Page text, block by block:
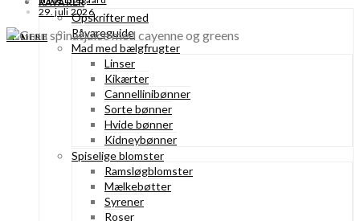
Opskrifter med
Råvareguide
Mad med bælgfrugter
Linser
Kikærter
Cannellinibønner
Sorte bønner
Hvide bønner
Kidneybønner
Spiselige blomster
Ramsløgblomster
Mælkebøtter
Syrener
Roser
29. juli 2026
SE MERE